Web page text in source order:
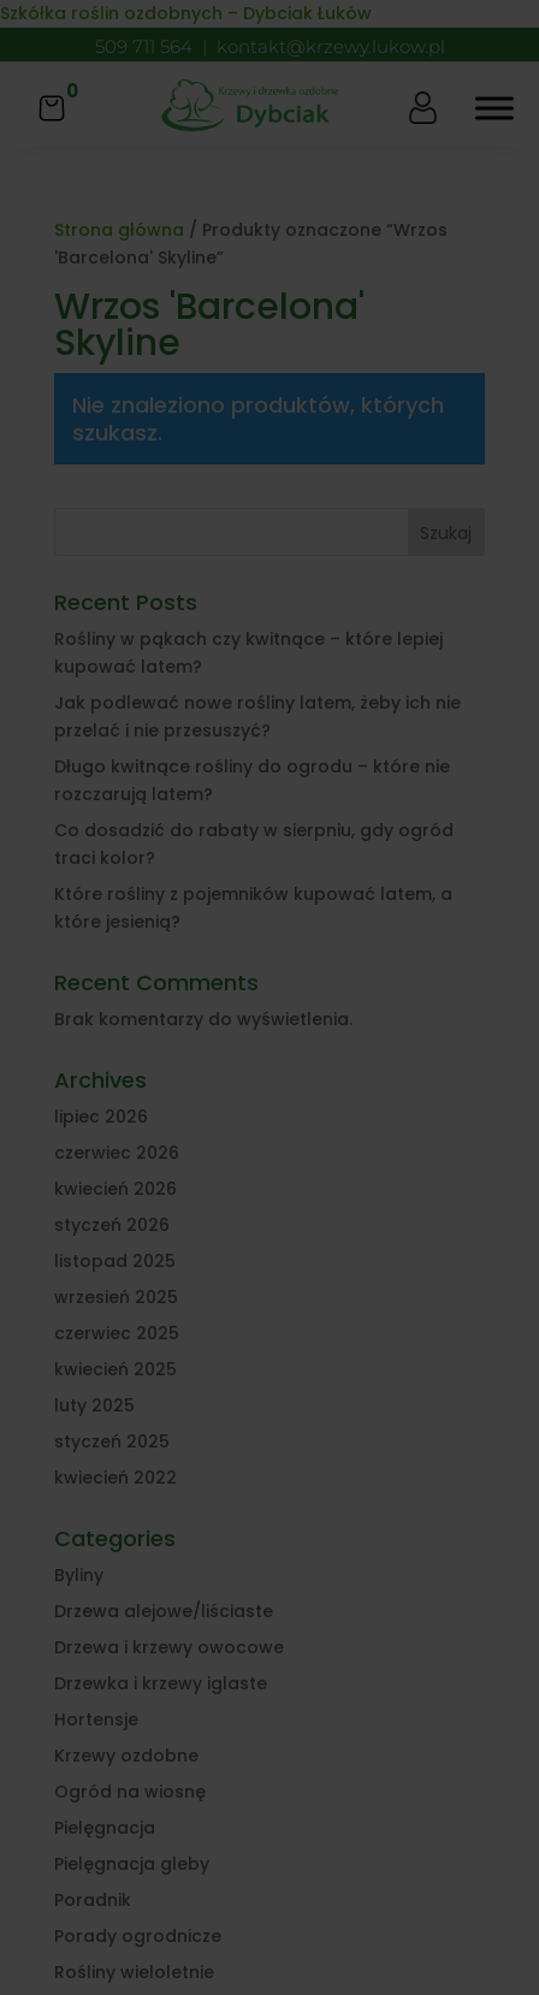
Skip to content
Szkółka roślin ozdobnych – Dybciak Łuków
509 711 564 | kontakt@krzewy.lukow.pl
0
Strona główna / Produkty oznaczone “Wrzos
'Barcelona' Skyline”
Wrzos 'Barcelona'
Skyline
Nie znaleziono produktów, których
szukasz.
Szukaj
Recent Posts
Rośliny w pąkach czy kwitnące – które lepiej
kupować latem?
Jak podlewać nowe rośliny latem, żeby ich nie
przelać i nie przesuszyć?
Długo kwitnące rośliny do ogrodu – które nie
rozczarują latem?
Co dosadzić do rabaty w sierpniu, gdy ogród
traci kolor?
Które rośliny z pojemników kupować latem, a
które jesienią?
Recent Comments
Brak komentarzy do wyświetlenia.
Archives
lipiec 2026
czerwiec 2026
kwiecień 2026
styczeń 2026
listopad 2025
wrzesień 2025
czerwiec 2025
kwiecień 2025
luty 2025
styczeń 2025
kwiecień 2022
Categories
Byliny
Drzewa alejowe/liściaste
Drzewa i krzewy owocowe
Drzewka i krzewy iglaste
Hortensje
Krzewy ozdobne
Ogród na wiosnę
Pielęgnacja
Pielęgnacja gleby
Poradnik
Porady ogrodnicze
Rośliny wieloletnie